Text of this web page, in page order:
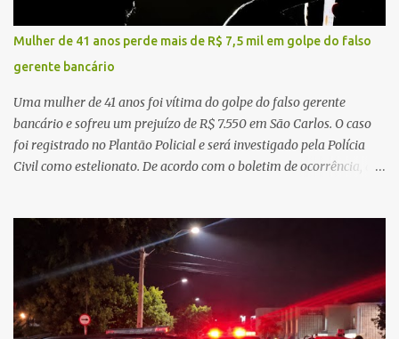
morreu ainda no local. Equipes de resgate e de atendimento da
concessionária responsável pela rodovia foram acionadas e
realizaram a sinalização da via, além de prestarem socorro à
vítima. No entanto, o óbito foi constatado ainda no local do
acidente. A Polícia Militar Rodoviária compareceu para o registro
da ocorrência...
Mulher de 41 anos perde mais de R$ 7,5 mil em golpe do falso
gerente bancário
Uma mulher de 41 anos foi vítima do golpe do falso gerente
bancário e sofreu um prejuízo de R$ 7.550 em São Carlos. O caso
foi registrado no Plantão Policial e será investigado pela Polícia
Civil como estelionato. De acordo com o boletim de ocorrência, a
suspeito alegou que seria necessário atualizar o cadastro da conta
e passou a orientar a vítima sobre os procedimentos que deveriam
ser realizados. Dias depois, o golpista enviou um documento em
PDF simulando uma comunicação oficial da instituição financeira.
Na sequência, entrou em contato por telefone e encaminhou um